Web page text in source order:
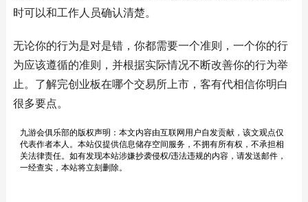
时可以和工作人员确认清楚。
无论你的行为是对是错，你都需要一个准则，一个你的行
为应该遵循的准则，并根据实际情况不断改善你的行为举
止。了解完创业板在哪个交易所上市，客有代相信你明白
很多要点。
九游会俱乐部的版权声明：本文内容由互联网用户自发贡献，该文观点仅
代表作者本人。本站仅提供信息储存空间服务，不拥有所有权，不承担相
关法律责任。如有发现本站涉嫌抄袭侵权/违法违规的内容，请发送邮件，
一经查实，本站将立刻删除。